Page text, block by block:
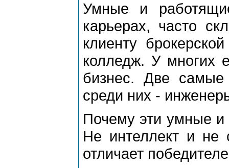
Умные и
карьерах, часто
клиенту
колледж. У многих
бизнес. Две
среди них -
Почему эти умные
Не интеллект и не
отличает